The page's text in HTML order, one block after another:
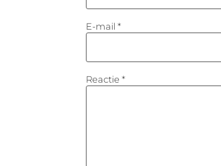
E-mail *
Reactie *